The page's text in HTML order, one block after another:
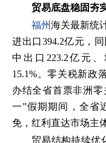
贸易底盘稳固夯
福州海关最新统
进出口394.2亿元，
中出口223.2亿元
15.1%。零关税新政
办结全省首票非洲
一”假期期间，全省
免，红利直达市场主
贸易结构持续优